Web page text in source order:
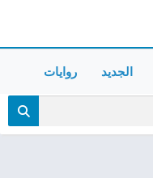
الجديد روايات